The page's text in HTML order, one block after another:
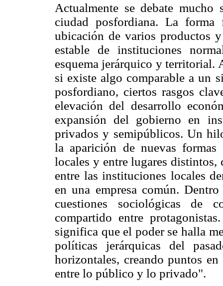
Actualmente se debate
ciudad posfordiana. La
ubicación de varios productos
estable de instituciones
esquema jerárquico y territorial.
si existe algo comparable a un
posfordiano, ciertos rasgos
elevación del desarrollo
expansión del gobierno en
privados y semipúblicos. Un
la aparición de nuevas formas
locales y entre lugares distintos,
entre las instituciones locales
en una empresa común.
cuestiones sociológicas de
compartido entre
significa que el poder se halla
políticas jerárquicas del
horizontales, creando puntos
entre lo público y lo privado".